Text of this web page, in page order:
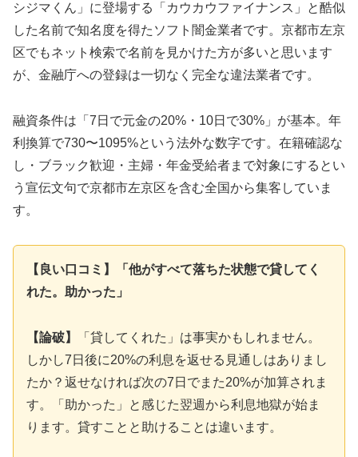
シジマくん」に登場する「カウカウファイナンス」と酷似
した名前で知名度を得たソフト闇金業者です。京都市左京
区でもネット検索で名前を見かけた方が多いと思います
が、金融庁への登録は一切なく完全な違法業者です。
融資条件は「7日で元金の20%・10日で30%」が基本。年
利換算で730〜1095%という法外な数字です。在籍確認な
し・ブラック歓迎・主婦・年金受給者まで対象にするとい
う宣伝文句で京都市左京区を含む全国から集客していま
す。
【良い口コミ】「他がすべて落ちた状態で貸してく
れた。助かった」
【論破】
「貸してくれた」は事実かもしれません。
しかし7日後に20%の利息を返せる見通しはありまし
たか？返せなければ次の7日でまた20%が加算されま
す。「助かった」と感じた翌週から利息地獄が始ま
ります。貸すことと助けることは違います。